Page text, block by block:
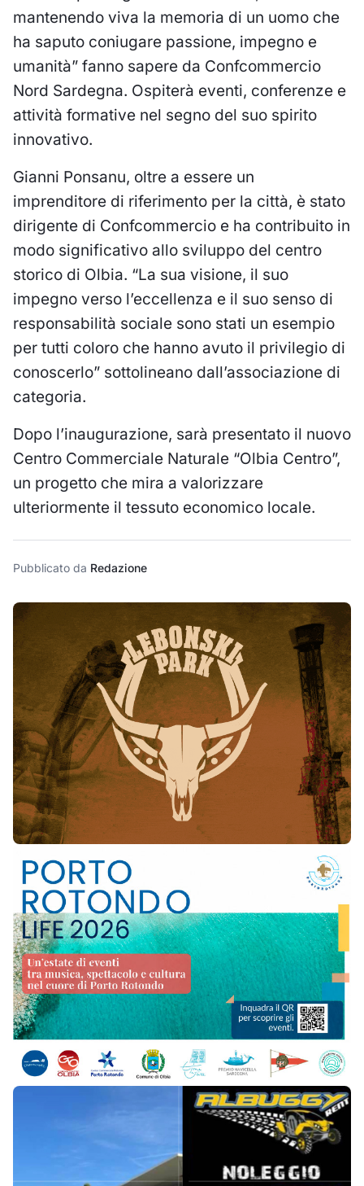
mantenendo viva la memoria di un uomo che
ha saputo coniugare passione, impegno e
umanità” fanno sapere da Confcommercio
Nord Sardegna. Ospiterà eventi, conferenze e
attività formative nel segno del suo spirito
innovativo.
Gianni Ponsanu, oltre a essere un
imprenditore di riferimento per la città, è stato
dirigente di Confcommercio e ha contribuito in
modo significativo allo sviluppo del centro
storico di Olbia. “La sua visione, il suo
impegno verso l’eccellenza e il suo senso di
responsabilità sociale sono stati un esempio
per tutti coloro che hanno avuto il privilegio di
conoscerlo” sottolineano dall’associazione di
categoria.
Dopo l’inaugurazione, sarà presentato il nuovo
Centro Commerciale Naturale “Olbia Centro”,
un progetto che mira a valorizzare
ulteriormente il tessuto economico locale.
Pubblicato da Redazione